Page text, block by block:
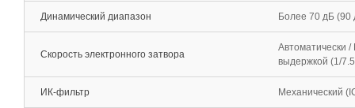
Динамический диапазон Более 70 дБ (90
Скорость электронного затвора
Автоматически
выдержкой (1/
ИК-фильтр Механический